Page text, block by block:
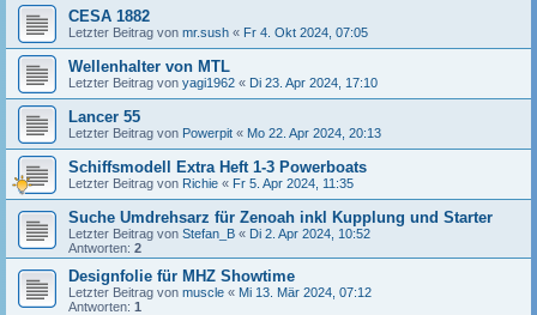
CESA 1882
Letzter Beitrag von mr.sush « Fr 4. Okt 2024, 07:05
Wellenhalter von MTL
Letzter Beitrag von yagi1962 « Di 23. Apr 2024, 17:10
Lancer 55
Letzter Beitrag von Powerpit « Mo 22. Apr 2024, 20:13
Schiffsmodell Extra Heft 1-3 Powerboats
Letzter Beitrag von Richie « Fr 5. Apr 2024, 11:35
Suche Umdrehsarz für Zenoah inkl Kupplung und Starter
Letzter Beitrag von Stefan_B « Di 2. Apr 2024, 10:52
Antworten: 2
Designfolie für MHZ Showtime
Letzter Beitrag von muscle « Mi 13. Mär 2024, 07:12
Antworten: 1